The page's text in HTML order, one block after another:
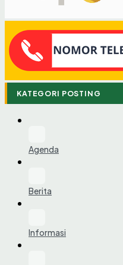
KATEGORI POSTING
Agenda
Berita
Informasi